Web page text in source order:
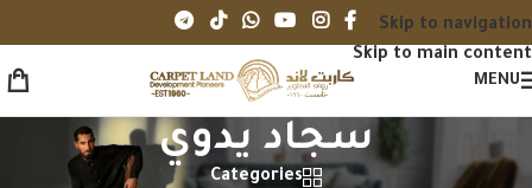
Skip to navigation
Skip to main content
MENU
سجاد يدوي
Categories